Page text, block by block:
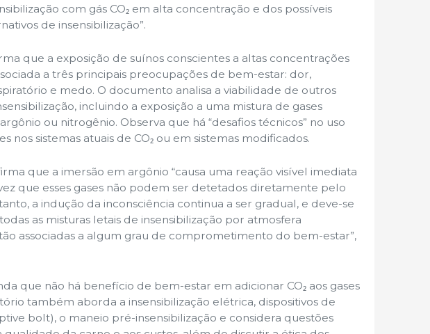
com gás CO₂ em alta concentração e dos possíveis
de insensibilização”.
que a exposição de suínos conscientes a altas concentrações
a três principais preocupações de bem-estar: dor,
e medo. O documento analisa a viabilidade de outros
incluindo a exposição a uma mistura de gases
ou nitrogênio. Observa que há “desafios técnicos” no uso
nos sistemas atuais de CO₂ ou em sistemas modificados.
que a imersão em argônio “causa uma reação visível imediata
que esses gases não podem ser detetados diretamente pelo
a indução da inconsciência continua a ser gradual, e deve-se
as misturas letais de insensibilização por atmosfera
associadas a algum grau de comprometimento do bem-estar”,
que não há benefício de bem-estar em adicionar CO₂ aos gases
também aborda a insensibilização elétrica, dispositivos de
bolt), o maneio pré-insensibilização e considera questões